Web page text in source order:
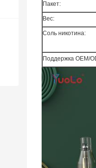
Пакет:
Вес:
Соль никотина:
Поддержка OEM/